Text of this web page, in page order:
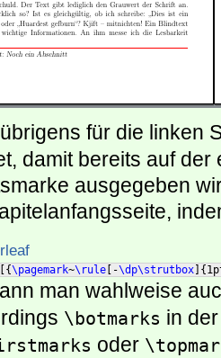
für die linken
damit bereits auf der
ausgegeben
[{\pagemark~\rule -\dp\strutbox {
man wahlweise
\botmarks in
oder